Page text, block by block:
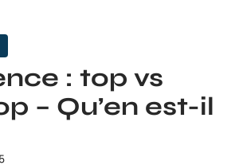
: top vs
– Qu’en est-il